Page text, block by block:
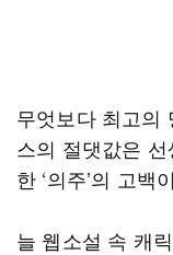
무엇보다 최고의
스의 절댓값은
한 ‘의주’의 고백
늘 웹소설 속 캐